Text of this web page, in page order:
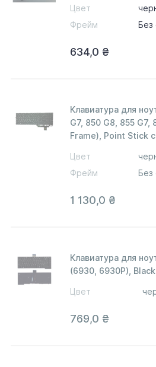
Цвет
Фрейм
Без
634,0 ₴
Клавиатура для
G7, 850 G8, 855 G7,
Frame), Point Stick
Цвет
Фрейм
Без
1 130,0 ₴
Клавиатура для
(6930, 6930P),
Цвет
769,0 ₴